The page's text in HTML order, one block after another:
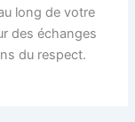
long de votre
des échanges
du respect.